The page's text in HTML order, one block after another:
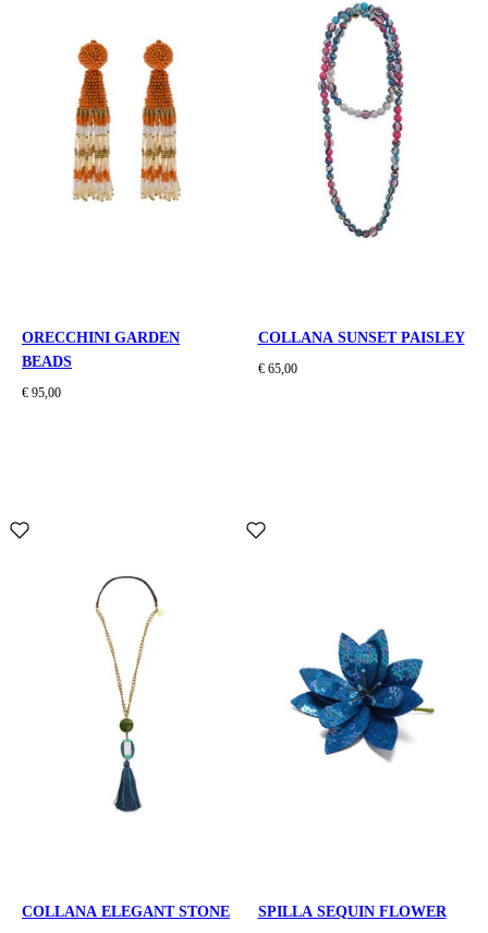
ORECCHINI GARDEN
BEADS
€ 95,00
COLLANA SUNSET PAISLEY
€ 65,00
COLLANA ELEGANT STONE SPILLA SEQUIN FLOWER